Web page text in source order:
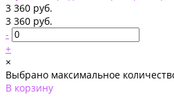
3 360 руб.
3 360 руб.
-
+
×
Выбрано максимальное
В корзину